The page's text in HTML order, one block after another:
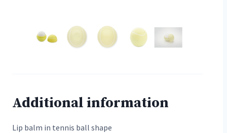
Additional information
Lip balm in tennis ball shape